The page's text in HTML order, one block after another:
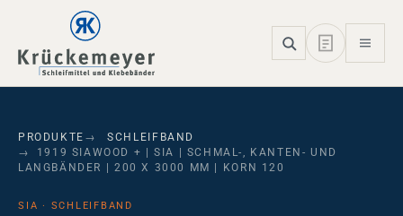
Skip to main navigation
Skip to main content
Skip to page footer
PRODUKTE
SCHLEIFBAND
1919 SIAWOOD + | SIA | SCHMAL-, KANTEN- UND
LANGBÄNDER | 200 X 3000 MM | KORN 120
SIA · SCHLEIFBAND